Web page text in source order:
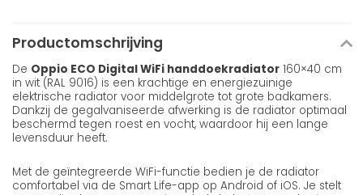
Productomschrijving
De Oppio ECO Digital WiFi handdoekradiator 160×40 cm
in wit (RAL 9016) is een krachtige en energiezuinige
elektrische radiator voor middelgrote tot grote badkamers.
Dankzij de gegalvaniseerde afwerking is de radiator optimaal
beschermd tegen roest en vocht, waardoor hij een lange
levensduur heeft.
Met de geïntegreerde WiFi-functie bedien je de radiator
comfortabel via de Smart Life-app op Android of iOS. Je stelt